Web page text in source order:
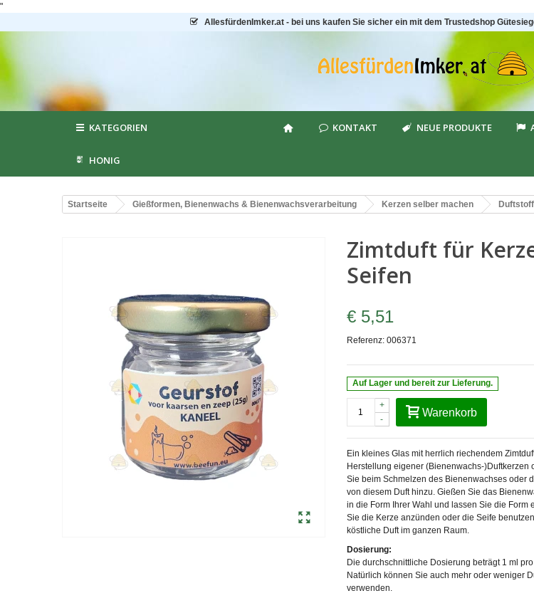
"
AllesfürdenImker.at - bei uns kaufen Sie sicher ein mit dem Trustedshop
KATEGORIEN KONTAKT NEUE PRODUKTE
HONIG
Startseite Gießformen, Bienenwachs & Bienenwachsverarbeitung Kerzen selber machen
Zimtduft für
Seifen
€ 5,51
Referenz: 006371
Auf Lager und bereit zur Lieferung.
-
+
Warenkorb
Ein kleines Glas mit herrlich riechendem
Herstellung eigener (Bienenwachs-)Duftkerzen
Sie beim Schmelzen des Bienenwachses oder
von diesem Duft hinzu. Gießen Sie das
in die Form Ihrer Wahl und lassen Sie die Form
Sie die Kerze anzünden oder die Seife
köstliche Duft im ganzen Raum.
Dosierung:
Die durchschnittliche Dosierung beträgt 1 ml
Natürlich können Sie auch mehr oder weniger
verwenden.